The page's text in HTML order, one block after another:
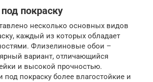
покраску
несколько основных видов
каждый из которых обладает
Флизелиновые обои –
вариант, отличающийся
и высокой прочностью.
покраску более влагостойкие и